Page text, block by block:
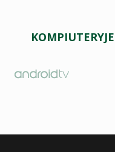
KOMPIUTERYJE